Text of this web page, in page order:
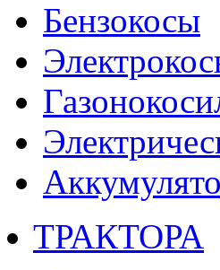
Бензокосы
ТРАКТОРА